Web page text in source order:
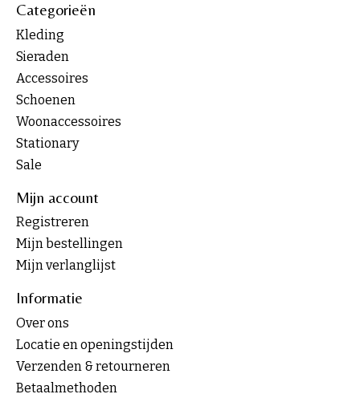
Categorieën
Kleding
Sieraden
Accessoires
Schoenen
Woonaccessoires
Stationary
Sale
Mijn account
Registreren
Mijn bestellingen
Mijn verlanglijst
Informatie
Over ons
Locatie en openingstijden
Verzenden & retourneren
Betaalmethoden